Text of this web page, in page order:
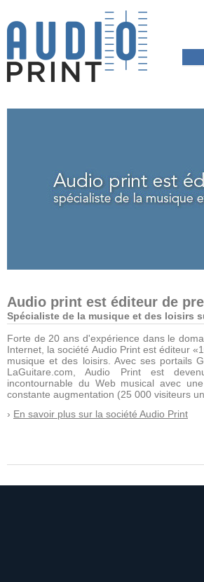
Audio print est éditeur de
Spécialiste de la musique et des loisirs
Forte de 20 ans d'expérience dans le
Internet, la société Audio Print est éditeur
musique et des loisirs. Avec ses portails
LaGuitare.com, Audio Print est
incontournable du Web musical avec
constante augmentation (25 000 visiteurs
› En savoir plus sur la société Audio Print